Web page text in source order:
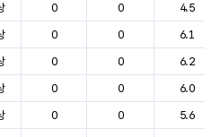
0 0
4.5
0 0
6.1
0 0
6.2
0 0
6.0
0 0
5.6